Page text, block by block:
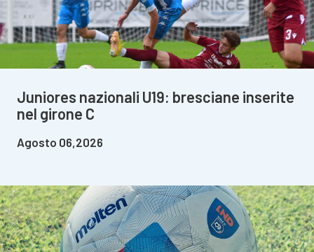
Juniores nazionali U19: bresciane inserite
nel girone C
Agosto 06,2026